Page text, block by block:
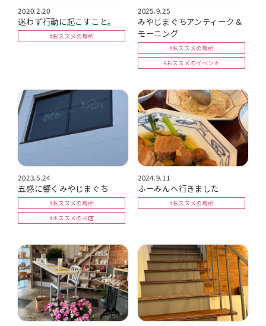
2020.2.20
迷わず行動に起こすこと。
#おススメの場所
2025.9.25
みやじまぐちアンティーク＆
モーニング
#おススメの場所
#おススメのイベント
2023.5.24
五感に響くみやじまぐち
#おススメの場所
#オススメのお店
2024.9.11
ふーみんへ行きました
#おススメの場所